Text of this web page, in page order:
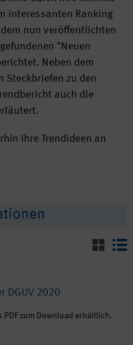
interessanten Ranking
nun veröffentlichten
"Neuen
Neben dem
Steckbriefen zu den
auch die
Ihre Trendideen an
DGUV 2020
zum Download erhältlich.